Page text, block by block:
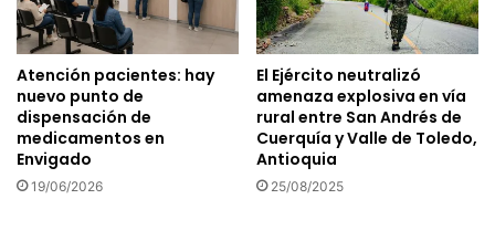
Atención pacientes: hay
nuevo punto de
dispensación de
medicamentos en
Envigado
19/06/2026
El Ejército neutralizó
amenaza explosiva en vía
rural entre San Andrés de
Cuerquía y Valle de Toledo,
Antioquia
25/08/2025